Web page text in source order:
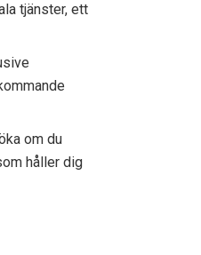
tjänster, ett
om du
håller dig